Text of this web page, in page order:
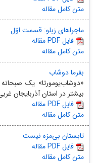
متن کامل مقاله
ماجراهای زبلو: قسمت اوّل
مقاله PDF فایل
متن کامل مقاله
بفرما دوشاب
«دوشاب‌یومورتا» یک
بیشتر در استان آذربایجان
مقاله PDF فایل
متن کامل مقاله
تابستان بی‌مزه نیست
مقاله PDF فایل
متن کامل مقاله